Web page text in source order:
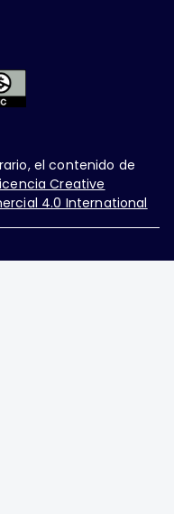
el contenido de
Creative
4.0 International